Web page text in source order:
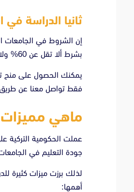
ثانيا الدراسة
إن الشروط في الجامعات
بشرط ألا تقل عن 60% ولا تتطلب شهادات قبول مثل اليوس أو السات.
فقط تواصل معنا عن
ماهي مميزات
عملت الحكومية التركية
جودة التعليم في
لذلك برزت ميزات كثيرة
أهمها: